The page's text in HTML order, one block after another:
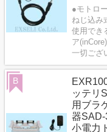
●モトロ
ねじ込み
使用でき
ア
一切ござ
ッテリ
用ブラ
器SAD-
小電力
B